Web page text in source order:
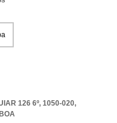
126 6º, 1050-020,